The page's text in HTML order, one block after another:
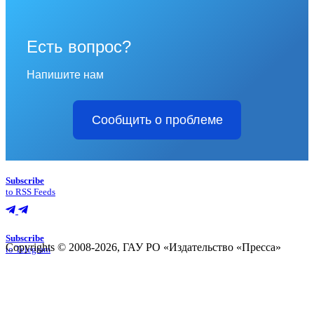
Есть вопрос?
Напишите нам
Сообщить о проблеме
Subscribe
to RSS Feeds
Subscribe
to Telegram
Copyrights © 2008-2026, ГАУ РО «Издательство «Пресса»